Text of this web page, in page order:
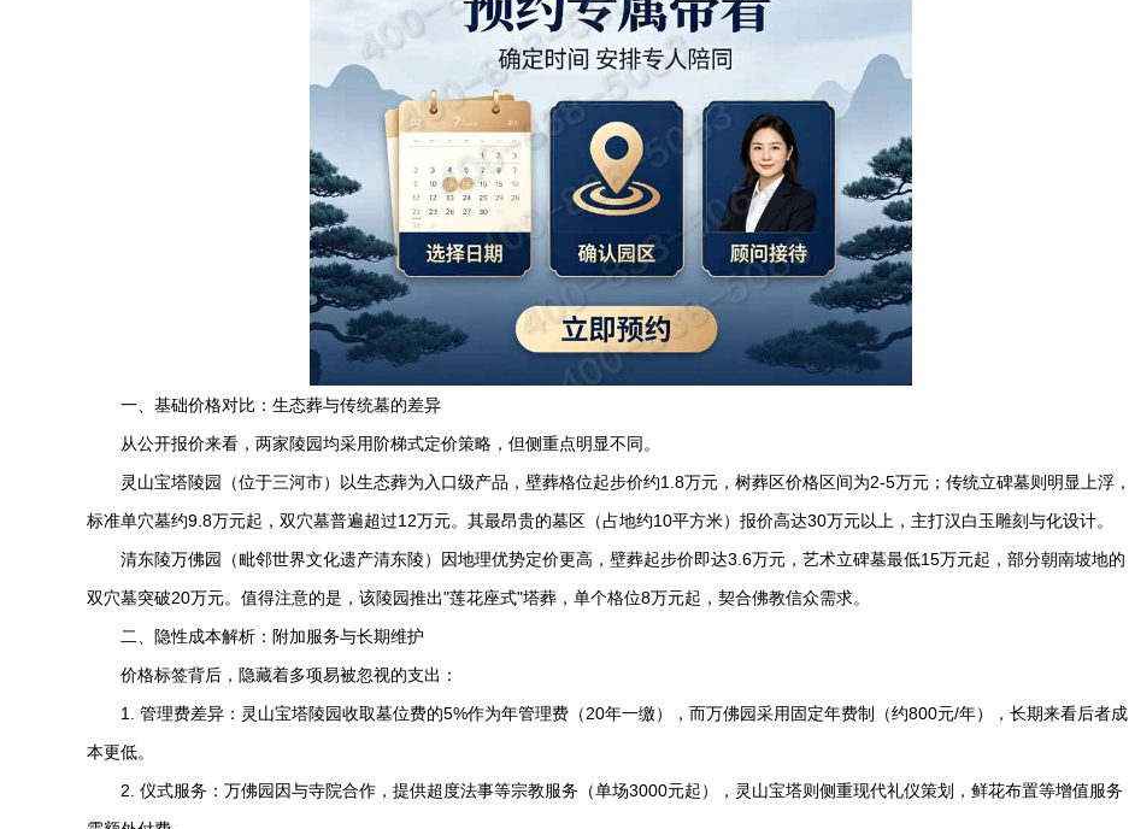
一、基础价格对比：生态葬与传统墓的差异
从公开报价来看，两家陵园均采用阶梯式定价策略，但侧重点明显不同。
灵山宝塔陵园
（位于三河市）以生态葬为入口级产品，壁葬格位起步价约1.8万元，树葬区价格区间为2-5万元；传统立碑墓则明显上浮，
标准单穴墓约9.8万元起，双穴墓普遍超过12万元。其最昂贵的墓区（占地约10平方米）报价高达30万元以上，主打汉白玉雕刻与化设计。
清东陵万佛园
（毗邻世界文化遗产清东陵）因地理优势定价更高，壁葬起步价即达3.6万元，艺术立碑墓最低15万元起，部分朝南坡地的
双穴墓突破20万元。值得注意的是，该陵园推出"莲花座式"塔葬，单个格位8万元起，契合佛教信众需求。
二、隐性成本解析：附加服务与长期维护
价格标签背后，隐藏着多项易被忽视的支出：
1. 管理费差异： 灵山宝塔陵园收取墓位费的5%作为年管理费（20年一缴），而万佛园采用固定年费制（约800元/年），长期来看后者成
本更低。
2. 仪式服务：万佛园因与寺院合作，提供超度法事等宗教服务（单场3000元起），灵山宝塔则侧重现代礼仪策划，鲜花布置等增值服务